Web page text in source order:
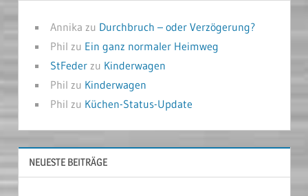
Annika zu Durchbruch – oder Verzögerung?
Phil zu Ein ganz normaler Heimweg
StFederzu Kinderwagen
Phil zu Kinderwagen
Phil zu Küchen-Status-Update
NEUESTE BEITRÄGE